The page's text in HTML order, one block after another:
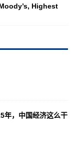
Highest
，中国经济这么干